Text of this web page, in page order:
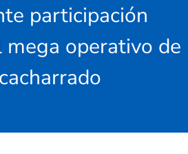
participación
operativo de